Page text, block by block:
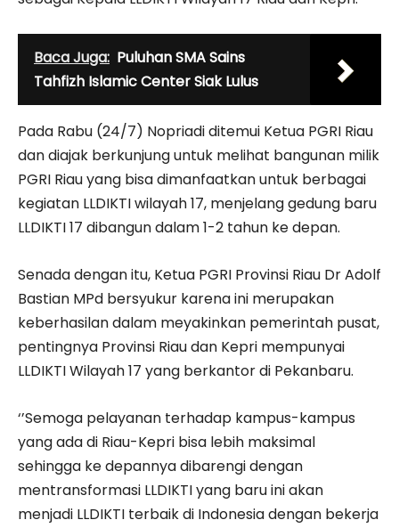
Baca Juga: Puluhan SMA Sains
Tahfizh Islamic Center Siak Lulus
Pada Rabu (24/7) Nopriadi ditemui Ketua PGRI Riau
dan diajak berkunjung untuk melihat bangunan milik
PGRI Riau yang bisa dimanfaatkan untuk berbagai
kegiatan LLDIKTI wilayah 17, menjelang gedung baru
LLDIKTI 17 dibangun dalam 1-2 tahun ke depan.
Senada dengan itu, Ketua PGRI Provinsi Riau Dr Adolf
Bastian MPd bersyukur karena ini merupakan
keberhasilan dalam meyakinkan pemerintah pusat,
pentingnya Provinsi Riau dan Kepri mempunyai
LLDIKTI Wilayah 17 yang berkantor di Pekanbaru.
‘’Semoga pelayanan terhadap kampus-kampus
yang ada di Riau-Kepri bisa lebih maksimal
sehingga ke depannya dibarengi dengan
mentransformasi LLDIKTI yang baru ini akan
menjadi LLDIKTI terbaik di Indonesia dengan bekerja